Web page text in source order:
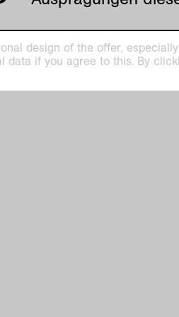
design of the offer,
if you agree to this. By